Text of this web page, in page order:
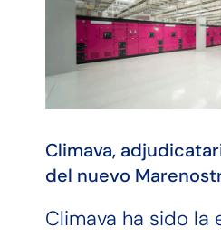
Climava,
del nuevo
Climava ha sido la